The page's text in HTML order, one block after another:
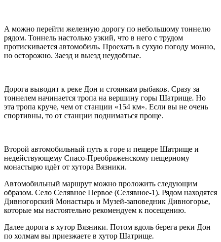
А можно перейти железную дорогу по небольшому тоннелю
рядом. Тоннель настолько узкий, что в него с трудом
протискивается автомобиль. Проехать в сухую погоду можно,
но осторожно. Заезд и выезд неудобные.
Дорога выводит к реке Дон и стоянкам рыбаков. Сразу за
тоннелем начинается тропа на вершину горы Шатрище. Но
эта тропа круче, чем от станции «154 км». Если вы не очень
спортивны, то от станции подниматься проще.
Второй автомобильный путь к горе и пещере Шатрище и
недействующему Спасо-Преображенскому пещерному
монастырю идёт от хутора Вязники.
Автомобильный маршрут можно проложить следующим
образом. Село Селявное Первое (Селявное-1). Рядом находятся
Дивногорский Монастырь и Музей-заповедник Дивногорье,
которые мы настоятельно рекомендуем к посещению.
Далее дорога в хутор Вязники. Потом вдоль берега реки Дон
по холмам вы приезжаете в хутор Шатрище.